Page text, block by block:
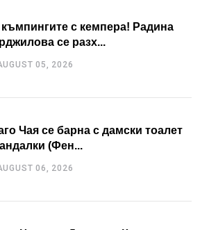
с кемпера! Радина
се разх...
05, 2026
Чая се барна с дамски тоалет
(Фен...
06, 2026